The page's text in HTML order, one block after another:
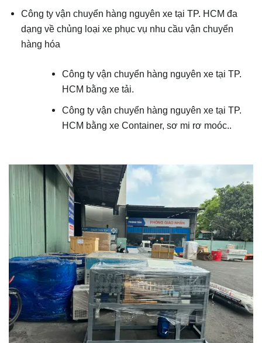
Công ty vận chuyển hàng nguyên xe tại TP. HCM đa
dạng về chủng loại xe phục vụ nhu cầu vận chuyển
hàng hóa
Công ty vận chuyển hàng nguyên xe tại TP.
HCM bằng xe tải.
Công ty vận chuyển hàng nguyên xe tại TP.
HCM bằng xe Container, sơ mi rơ moóc..